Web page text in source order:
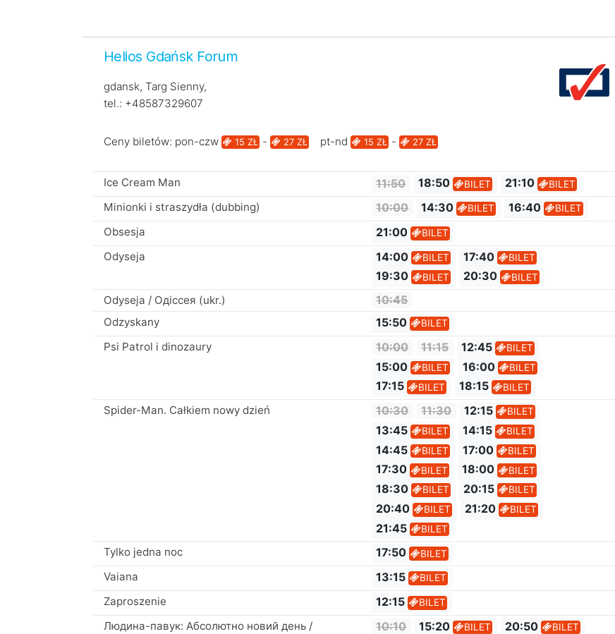
Helios Gdańsk Forum
gdansk, Targ Sienny,
tel.: +48587329607
Ceny biletów: pon-czw 15 ZŁ - 27 ZŁ pt-nd 15 ZŁ - 27 ZŁ
Ice Cream Man 11:50 18:50 BILET 21:10 BILET
Minionki i straszydła (dubbing) 10:00 14:30 BILET 16:40 BILET
Obsesja 21:00 BILET
Odyseja 14:00 BILET 17:40 BILET
19:30 BILET 20:30 BILET
Odyseja / Одіссея (ukr.)
10:45
Odzyskany
15:50 BILET
Psi Patrol i dinozaury 10:00 11:15 12:45 BILET
15:00 BILET 16:00 BILET
17:15 BILET 18:15 BILET
Spider-Man. Całkiem nowy dzień 10:30 11:30 12:15 BILET
13:45 BILET 14:15 BILET
14:45 BILET 17:00 BILET
17:30 BILET 18:00 BILET
18:30 BILET 20:15 BILET
20:40 BILET 21:20 BILET
21:45 BILET
Tylko jedna noc 17:50 BILET
Vaiana 13:15 BILET
Zaproszenie 12:15 BILET
Людина-павук: Абсолютно новий день /
10:10 15:20 BILET 20:50 BILET